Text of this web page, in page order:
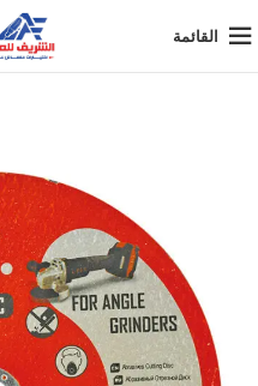
القائمة